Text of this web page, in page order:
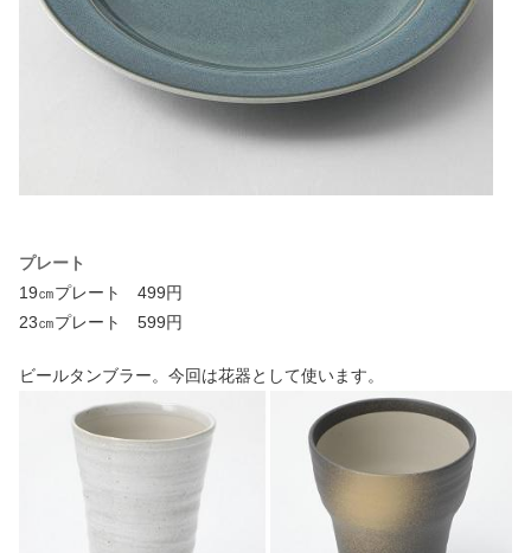
プレート
19㎝プレート 499円
23㎝プレート 599円
ビールタンブラー。今回は花器として使います。